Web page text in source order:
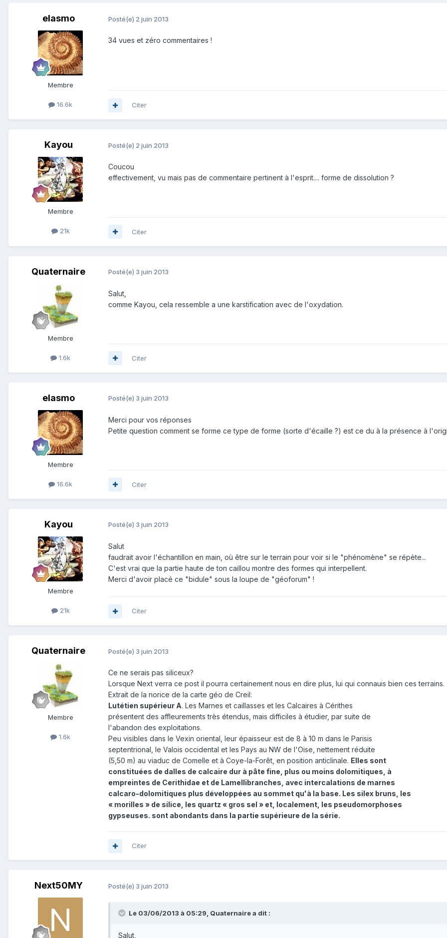
elasmo
Membre
16.6k
Posté(e) 2 juin 2013
34 vues et zéro commentaires !
Citer
Kayou
Membre
21k
Posté(e) 2 juin 2013
Coucou
effectivement, vu mais pas de commentaire pertinent à l'esprit.... forme de dissolution ?
Citer
Quaternaire
Membre
1.6k
Posté(e) 3 juin 2013
Salut,
comme Kayou, cela ressemble a une karstification avec de l'oxydation.
Citer
elasmo
Membre
16.6k
Posté(e) 3 juin 2013
Merci pour vos réponses
Petite question comment se forme ce type de forme (sorte d'écaille ?) est ce du à la présence à
Citer
Kayou
Membre
21k
Posté(e) 3 juin 2013
Salut
faudrait avoir l'échantillon en main, où être sur le terrain pour voir si le "phénomène" se répète...
C'est vrai que la partie haute de ton caillou montre des formes qui interpellent.
Merci d'avoir placé ce "bidule" sous la loupe de "géoforum" !
Citer
Quaternaire
Membre
1.6k
Posté(e) 3 juin 2013
Ce ne serais pas siliceux?
Lorsque Next verra ce post il pourra certainement nous en dire plus, lui qui connauis bien ces terrains.
Extrait de la norice de la carte géo de Creil:
Lutétien supérieur A. Les Marnes et caillasses et les Calcaires à Cérithes
présentent des affleurements très étendus, mais difficiles à étudier, par suite de
l'abandon des exploitations.
Peu visibles dans le Vexin oriental, leur épaisseur est de 8 à 10 m dans le Parisis
septentrional, le Valois occidental et les Pays au NW de l'Oise, nettement réduite
(5,50 m) au viaduc de Comelle et à Coye-la-Forêt, en position anticlinale. Elles sont
constituées de dalles de calcaire dur à pâte fine, plus ou moins dolomitiques, à
empreintes de Cerithidae et de Lamellibranches, avec intercalations de marnes
calcaro-dolomitiques plus développées au sommet qu'à la base. Les silex bruns, les
« morilles » de silice, les quartz « gros sel » et, localement, les pseudomorphoses
gypseuses. sont abondants dans la partie supérieure de la série.
Citer
Next50MY Posté(e) 3 juin 2013
Le 03/06/2013 à 05:29, Quaternaire a dit :
Salut,